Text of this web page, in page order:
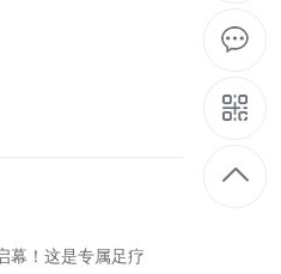
幕！这是专属足疗